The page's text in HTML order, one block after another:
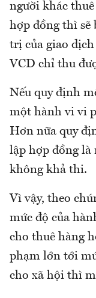
người khác
hợp đồng thì sẽ
trị của giao
VCD chỉ thu
Nếu quy định
một hành vi vi
Hơn nữa quy
lập hợp đồng là
không khả thi.
Vì vậy, theo
mức độ của
cho thuê hàng
phạm lớn tới
cho xã hội thì